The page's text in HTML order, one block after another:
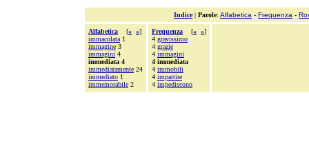
Indice| Parole: Alfabetica - Frequenza -
Alfabetica [« »]
immacolata 1
immagine 3
immagini 4
immediata 4
immediatamente 24
immediato 1
immemorabile 2
Frequenza [« »]
4 gravissimo
4 grazie
4 immagini
4 immediata
4 immobili
4 impartire
4 impediscono